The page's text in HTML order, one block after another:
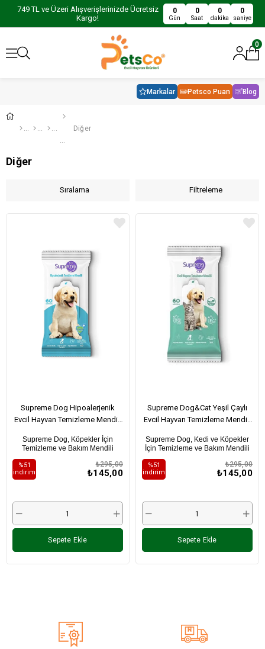
749 TL ve Üzeri Alışverişlerinizde Ücretsiz
Kargo!
0
Gün
0
Saat
0
dakika
0
saniye
0
Markalar Petsco Puan Blog
Diğer
Diğer
Filtreleme
Sıralama
Supreme Dog Hipoalerjenik
Evcil Hayvan Temizleme Mendili
Supreme Dog, Köpekler İçin
Temizleme ve Bakım Mendili
₺145,00
₺295,00
%51
i̇ndirim
Sepete Ekle
Supreme Dog&Cat Yeşil Çaylı
Evcil Hayvan Temizleme Mendili
Supreme Dog, Kedi ve Köpekler
İçin Temizleme ve Bakım Mendili
₺145,00
₺295,00
%51
i̇ndirim
Sepete Ekle